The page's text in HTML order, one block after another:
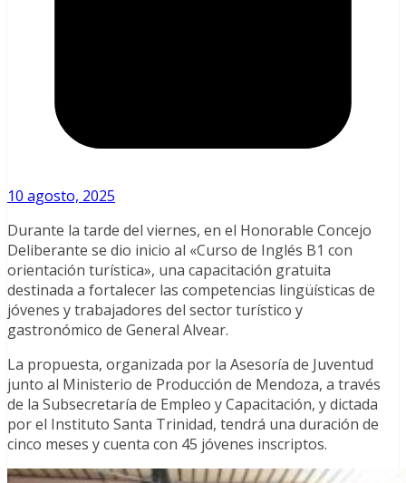
10 agosto, 2025
Durante la tarde del viernes, en el Honorable Concejo
Deliberante se dio inicio al «Curso de Inglés B1 con
orientación turística», una capacitación gratuita
destinada a fortalecer las competencias lingüísticas de
jóvenes y trabajadores del sector turístico y
gastronómico de General Alvear.
La propuesta, organizada por la Asesoría de Juventud
junto al Ministerio de Producción de Mendoza, a través
de la Subsecretaría de Empleo y Capacitación, y dictada
por el Instituto Santa Trinidad, tendrá una duración de
cinco meses y cuenta con 45 jóvenes inscriptos.